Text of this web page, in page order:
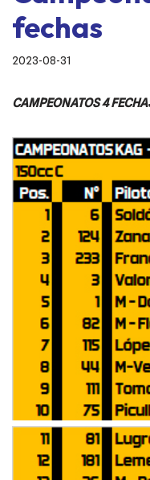
fechas
2023-08-31
CAMPEONATOS 4